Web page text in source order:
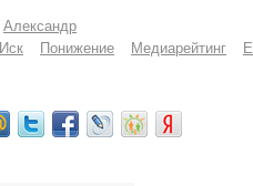
Александр
Иск Понижение Медиарейтинг